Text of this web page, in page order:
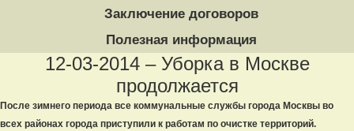
Заключение договоров
Полезная информация
12-03-2014 – Уборка в Москве
продолжается
После зимнего периода все коммунальные службы города Москвы во
всех районах города приступили к работам по очистке территорий.